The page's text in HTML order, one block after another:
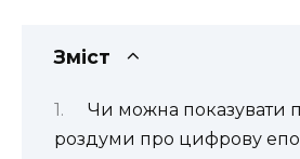
Зміст
Чи можна показувати
роздуми про цифрову